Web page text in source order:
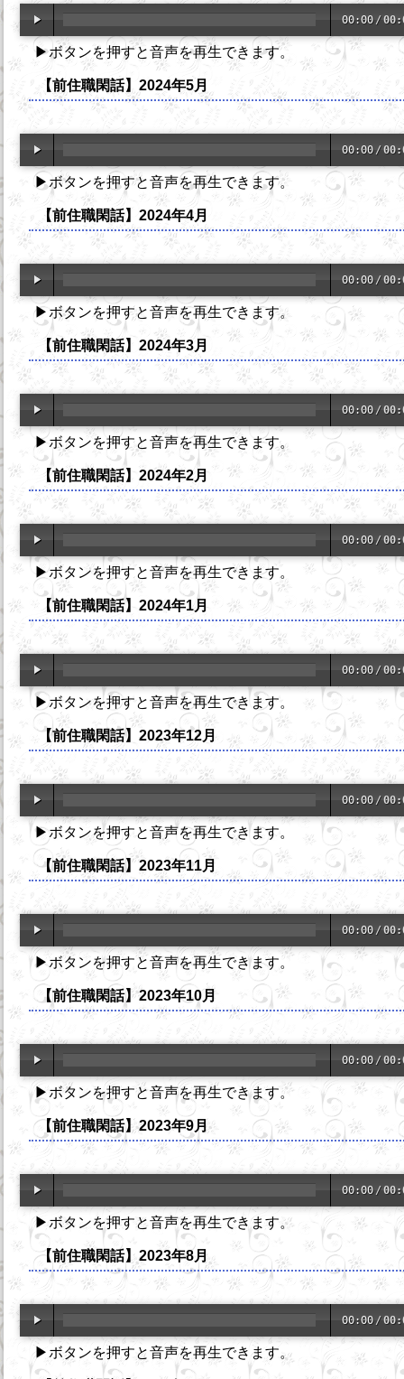
00:00 /
▶ボタンを押すと音声を再生できます。
【前住職閑話】2024年5月
00:00 /
▶ボタンを押すと音声を再生できます。
【前住職閑話】2024年4月
00:00 /
▶ボタンを押すと音声を再生できます。
【前住職閑話】2024年3月
00:00 /
▶ボタンを押すと音声を再生できます。
【前住職閑話】2024年2月
00:00 /
▶ボタンを押すと音声を再生できます。
【前住職閑話】2024年1月
00:00 /
▶ボタンを押すと音声を再生できます。
【前住職閑話】2023年12月
00:00 /
▶ボタンを押すと音声を再生できます。
【前住職閑話】2023年11月
00:00 /
▶ボタンを押すと音声を再生できます。
【前住職閑話】2023年10月
00:00 /
▶ボタンを押すと音声を再生できます。
【前住職閑話】2023年9月
00:00 /
▶ボタンを押すと音声を再生できます。
【前住職閑話】2023年8月
00:00 /
▶ボタンを押すと音声を再生できます。